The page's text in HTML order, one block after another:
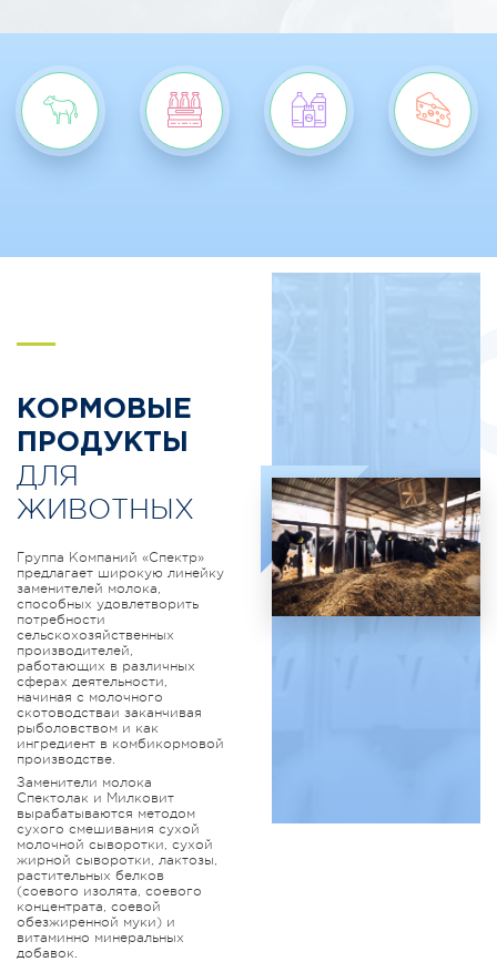
КОРМОВЫЕ
ПРОДУКТЫ
ДЛЯ
ЖИВОТНЫХ
Группа Компаний «Спектр»
предлагает широкую линейку
заменителей молока,
способных удовлетворить
потребности
сельскохозяйственных
производителей,
работающих в различных
сферах деятельности,
начиная с молочного
скотоводстваи заканчивая
рыболовством и как
ингредиент в комбикормовой
производстве.
Заменители молока
Спектолак и Милковит
вырабатываются методом
сухого смешивания сухой
молочной сыворотки, сухой
жирной сыворотки, лактозы,
растительных белков
(соевого изолята, соевого
концентрата, соевой
обезжиренной муки) и
витаминно минеральных
добавок.